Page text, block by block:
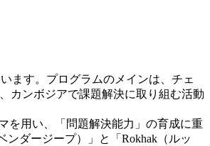
ます。プログラムのメインは、チェ
カンボジアで課題解決に取り組む活動
を用い、「問題解決能力」の育成に重
ダージープ）」と「Rokhak（ルッ